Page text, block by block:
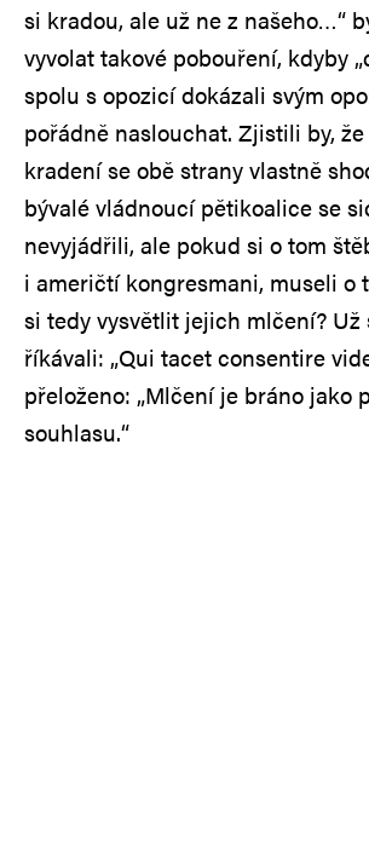
si kradou, ale už ne z našeho…“
vyvolat takové pobouření, kdyby
spolu s opozicí dokázali svým
pořádně naslouchat. Zjistili by,
kradení se obě strany vlastně
bývalé vládnoucí pětikoalice se
nevyjádřili, ale pokud si o tom
i američtí kongresmani, museli o
si tedy vysvětlit jejich mlčení? Už
říkávali: „Qui tacet consentire
přeloženo: „Mlčení je bráno jako
souhlasu.“